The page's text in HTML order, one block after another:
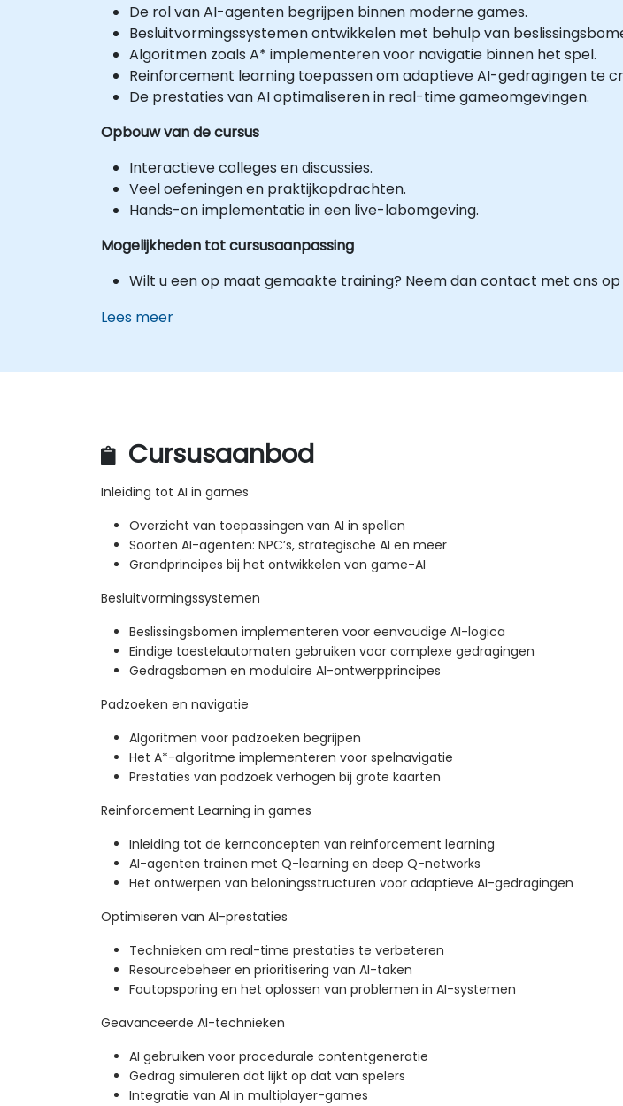
De rol van AI-agenten begrijpen binnen moderne games.
Besluitvormingssystemen ontwikkelen met behulp van
Algoritmen zoals A* implementeren voor navigatie binnen het spel.
Reinforcement learning toepassen om adaptieve AI-gedragingen te
De prestaties van AI optimaliseren in real-time gameomgevingen.
Opbouw van de cursus
Interactieve colleges en discussies.
Veel oefeningen en praktijkopdrachten.
Hands-on implementatie in een live-labomgeving.
Mogelijkheden tot cursusaanpassing
Wilt u een op maat gemaakte training? Neem dan contact met ons
Lees meer
Cursusaanbod
Inleiding tot AI in games
Overzicht van toepassingen van AI in spellen
Soorten AI-agenten: NPC’s, strategische AI en meer
Grondprincipes bij het ontwikkelen van game-AI
Besluitvormingssystemen
Beslissingsbomen implementeren voor eenvoudige AI-logica
Eindige toestelautomaten gebruiken voor complexe gedragingen
Gedragsbomen en modulaire AI-ontwerpprincipes
Padzoeken en navigatie
Algoritmen voor padzoeken begrijpen
Het A*-algoritme implementeren voor spelnavigatie
Prestaties van padzoek verhogen bij grote kaarten
Reinforcement Learning in games
Inleiding tot de kernconcepten van reinforcement learning
AI-agenten trainen met Q-learning en deep Q-networks
Het ontwerpen van beloningsstructuren voor adaptieve AI-gedragingen
Optimiseren van AI-prestaties
Technieken om real-time prestaties te verbeteren
Resourcebeheer en prioritisering van AI-taken
Foutopsporing en het oplossen van problemen in AI-systemen
Geavanceerde AI-technieken
AI gebruiken voor procedurale contentgeneratie
Gedrag simuleren dat lijkt op dat van spelers
Integratie van AI in multiplayer-games